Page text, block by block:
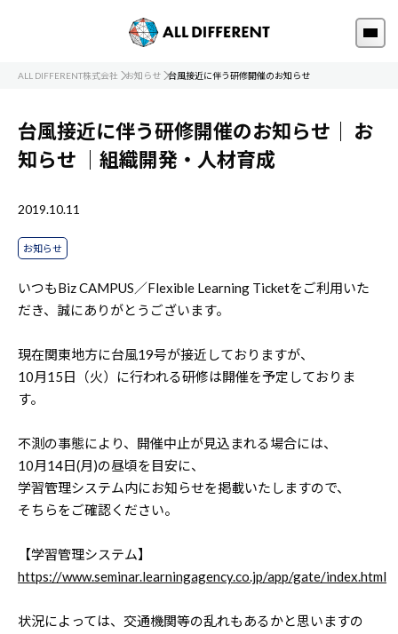
ALL DIFFERENT株式会社 お知らせ 台風接近に伴う研修開催のお知らせ
台風接近に伴う研修開催のお知らせ｜ お
知らせ
｜組織開発・人材育成
2019.10.11
お知らせ
いつもBiz CAMPUS／Flexible Learning Ticketをご利用いた
だき、誠にありがとうございます。
現在関東地方に台風19号が接近しておりますが、
10月15日（火）に行われる研修は開催を予定しておりま
す。
不測の事態により、開催中止が見込まれる場合には、
10月14日(月)の昼頃を目安に、
学習管理システム内にお知らせを掲載いたしますので、
そちらをご確認ください。
【学習管理システム】
https://www.seminar.learningagency.co.jp/app/gate/index.html
状況によっては、交通機関等の乱れもあるかと思いますの